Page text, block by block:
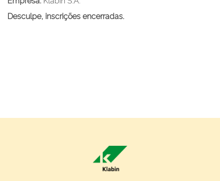
Desculpe, inscrições encerradas.